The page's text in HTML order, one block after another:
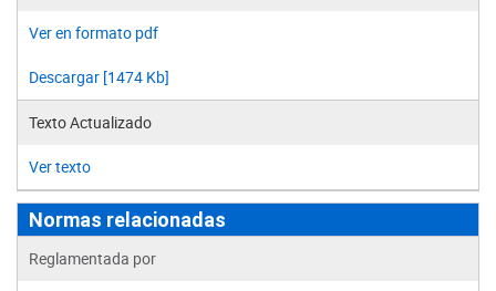
Ver en formato pdf
Descargar [1474 Kb]
Texto Actualizado
Ver texto
Normas relacionadas
Reglamentada por